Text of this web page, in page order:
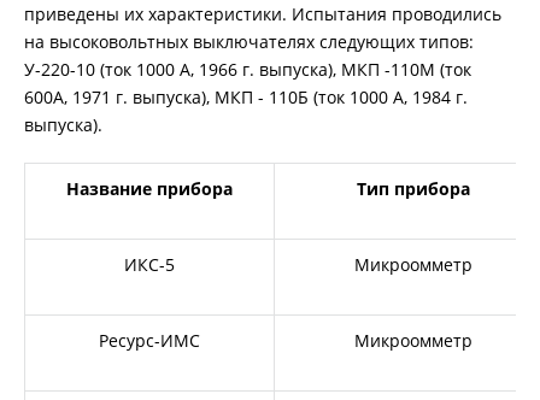
ОБУЧЕНИЕ
приведены их характеристики. Испытания проводились
на высоковольтных выключателях следующих типов:
У-220-10 (ток 1000 А, 1966 г. выпуска), МКП -110М (ток
600А, 1971 г. выпуска), МКП - 110Б (ток 1000 А, 1984 г.
выпуска).
Название прибора Тип прибора
ИКС-5 Микроомметр
Ресурс-ИМС Микроомметр